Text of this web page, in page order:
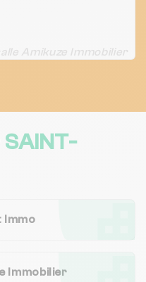
Amikuze Immobilier
SAINT-
Immobilier